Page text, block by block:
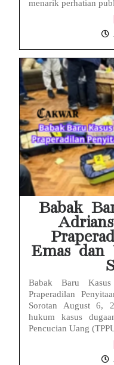
menarik perhatian
Babak
Emas dan
Babak Baru Kasus
Praperadilan
Sorotan August 6,
hukum kasus
Pencucian Uang